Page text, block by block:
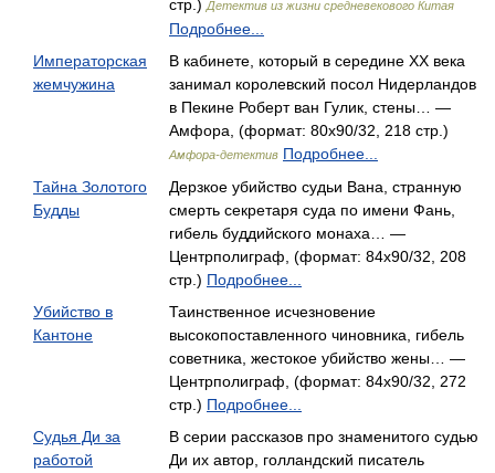
стр.) Детектив из жизни средневекового Китая
Подробнее...
Императорская
жемчужина
В кабинете, который в середине XX века
занимал королевский посол Нидерландов
в Пекине Роберт ван Гулик, стены… —
Амфора, (формат: 80x90/32, 218 стр.)
Амфора-детектив Подробнее...
Тайна Золотого
Будды
Дерзкое убийство судьи Вана, странную
смерть секретаря суда по имени Фань,
гибель буддийского монаха… —
Центрполиграф, (формат: 84x90/32, 208
стр.) Подробнее...
Убийство в
Кантоне
Таинственное исчезновение
высокопоставленного чиновника, гибель
советника, жестокое убийство жены… —
Центрполиграф, (формат: 84x90/32, 272
стр.) Подробнее...
Судья Ди за
работой
В серии рассказов про знаменитого судью
Ди их автор, голландский писатель